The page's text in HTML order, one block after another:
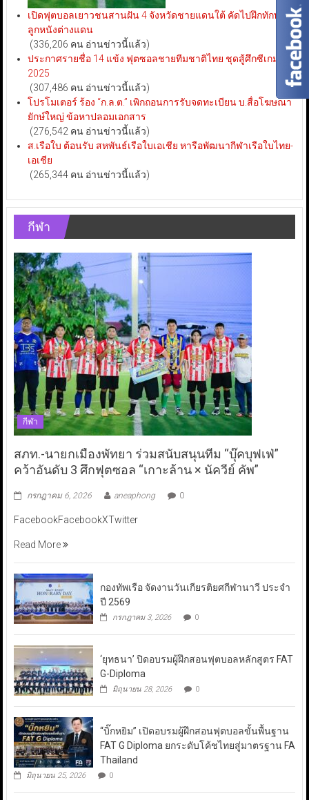
เปิดฟุตบอลเยาวชนสานฝัน 4 จังหวัดชายแดนใต้ คัดไปฝึกทักษะ
ลูกหนังต่างแดน
(336,206 คน อ่านข่าวนี้แล้ว)
ประกาศรายชื่อ 14 แข้ง ฟุตซอลชายทีมชาติไทย ชุดสู้ศึกซีเกมส์
2025
(307,486 คน อ่านข่าวนี้แล้ว)
โปรโมเตอร์ ร้อง “ก.ล.ต.” เพิกถอนการรับจดทะเบียน บ.สื่อโฆษณา
ยักษ์ใหญ่ ข้อหาปลอมเอกสาร
(276,542 คน อ่านข่าวนี้แล้ว)
ส.เรือใบ ต้อนรับ สหพันธ์เรือใบเอเชีย หารือพัฒนากีฬาเรือใบไทย-
เอเชีย
(265,344 คน อ่านข่าวนี้แล้ว)
กีฬา
กีฬา
สภท.-นายกเมืองพัทยา ร่วมสนับสนุนทีม “บุ๊คบุฟเฟ่”
คว้าอันดับ 3 ศึกฟุตซอล “เกาะล้าน × นัควีย์ คัพ”
กรกฎาคม 6, 2026 aneaphong 0
FacebookFacebookXTwitter
Read More
กองทัพเรือ จัดงานวันเกียรติยศกีฬานาวี ประจำ
ปี 2569
กรกฎาคม 3, 2026 0
‘ยุทธนา’ ปิดอบรมผู้ฝึกสอนฟุตบอลหลักสูตร FAT
G-Diploma
มิถุนายน 28, 2026 0
“บิ๊กหยิม” เปิดอบรมผู้ฝึกสอนฟุตบอลขั้นพื้นฐาน
FAT G Diploma ยกระดับโค้ชไทยสู่มาตรฐาน FA
Thailand
มิถุนายน 25, 2026 0